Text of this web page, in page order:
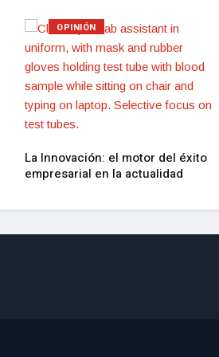
OPINIÓN
La Innovación: el motor del éxito
empresarial en la actualidad